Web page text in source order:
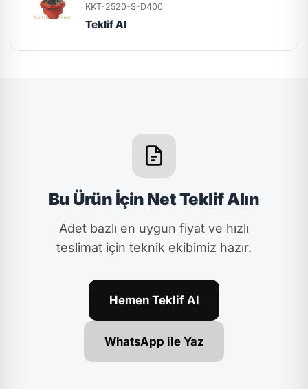
KKT-2520-S-D400
Teklif Al
Bu Ürün İçin Net Teklif Alın
Adet bazlı en uygun fiyat ve hızlı
teslimat için teknik ekibimiz hazır.
Hemen Teklif Al
WhatsApp ile Yaz